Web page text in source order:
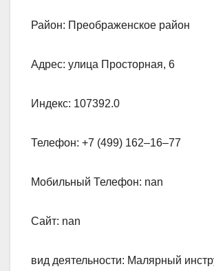
Район: Преображенское район
Адрес: улица Просторная, 6
Индекс: 107392.0
Телефон: +7 (499) 162‒16‒77
Мобильный Телефон: nan
Сайт: nan
вид деятельности: Малярный